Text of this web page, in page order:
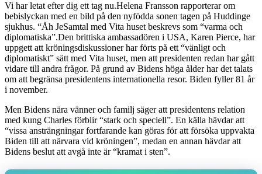
Vi har letat efter dig ett tag nu.Helena Fransson rapporterar om
bebislyckan med en bild på den nyfödda sonen tagen på Huddinge
sjukhus. “Åh JeSamtal med Vita huset beskrevs som “varma och
diplomatiska”.Den brittiska ambassadören i USA, Karen Pierce, har
uppgett att kröningsdiskussioner har förts på ett “vänligt och
diplomatiskt” sätt med Vita huset, men att presidenten redan har gått
vidare till andra frågor. På grund av Bidens höga ålder har det talats
om att begränsa presidentens internationella resor. Biden fyller 81 år
i november.
Men Bidens nära vänner och familj säger att presidentens relation
med kung Charles förblir “stark och speciell”. En källa hävdar att
“vissa ansträngningar fortfarande kan göras för att försöka uppvakta
Biden till att närvara vid kröningen”, medan en annan hävdar att
Bidens beslut att avgå inte är “kramat i sten”.